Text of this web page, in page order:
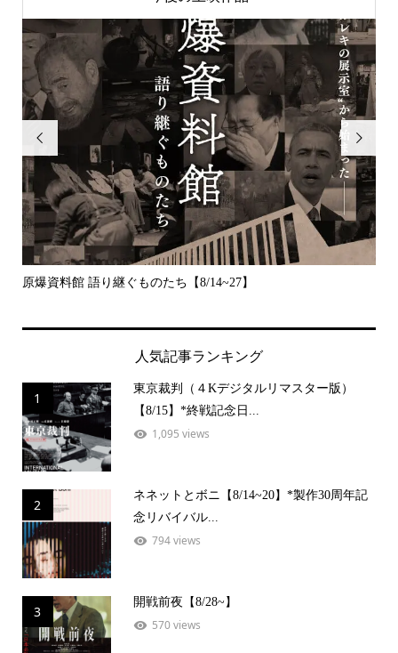

原爆資料館 語り継ぐものたち【8/14~27】

人気記事ランキング
1
東京裁判（４Kデジタルリマスター版）
【8/15】*終戦記念日...
1,095 views
2
ネネットとボニ【8/14~20】*製作30周年記
念リバイバル...
794 views
3
開戦前夜【8/28~】
570 views